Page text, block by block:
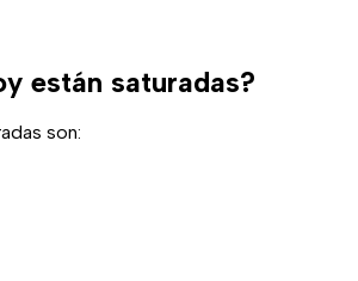
están saturadas?
son: